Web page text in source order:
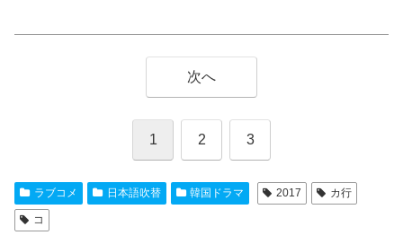
次へ
1 2 3
ラブコメ 日本語吹替 韓国ドラマ 2017 カ行
コ